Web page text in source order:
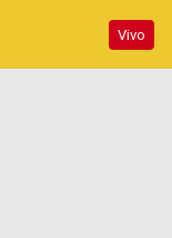
Vivo